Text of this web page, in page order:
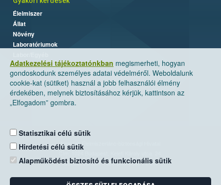
Adatkezelési tájékoztatónkban megismerheti, hogyan
gondoskodunk személyes adatai védelméről. Weboldalunk
cookie-kat (sütiket) használ a jobb felhasználói élmény
érdekében, melynek biztosításához kérjük, kattintson az
„Elfogadom” gombra.
Statisztikai célú sütik
Hirdetési célú sütik
Alapműködést biztosító és funkcionális sütik
Élelmiszer
Állat
Növény
Laboratóriumok
Nemzeti Élelmiszerlánc-biztonsági Hivatal
Levelezési cím: 1525 Budapest. Pf. 30.